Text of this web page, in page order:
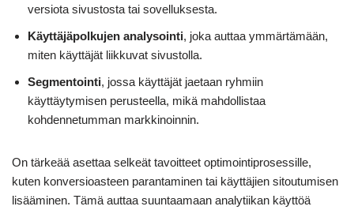
versiota sivustosta tai sovelluksesta.
Käyttäjäpolkujen analysointi, joka auttaa ymmärtämään,
miten käyttäjät liikkuvat sivustolla.
Segmentointi, jossa käyttäjät jaetaan ryhmiin
käyttäytymisen perusteella, mikä mahdollistaa
kohdennetumman markkinoinnin.
On tärkeää asettaa selkeät tavoitteet optimointiprosessille,
kuten konversioasteen parantaminen tai käyttäjien sitoutumisen
lisääminen. Tämä auttaa suuntaamaan analytiikan käyttöä